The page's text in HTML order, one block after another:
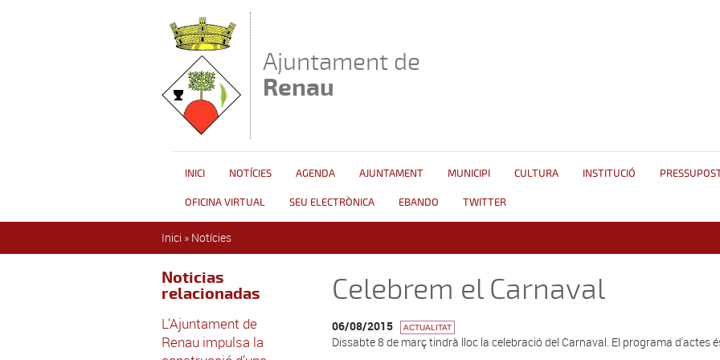
Ajuntament de
Renau
INICI NOTÍCIES AGENDA AJUNTAMENT MUNICIPI CULTURA INSTITUCIÓ
OFICINA VIRTUAL SEU ELECTRÒNICA EBANDO TWITTER
Inici » Notícies
Noticias
relacionadas
L’Ajuntament de
Renau impulsa la
Celebrem el Carnaval
06/08/2015 ACTUALITAT
Dissabte 8 de març tindrà lloc la celebració del Carnaval. El programa d'actes